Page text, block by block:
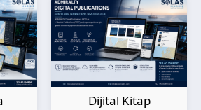
Kağıt Harita